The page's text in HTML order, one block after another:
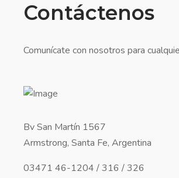
Contáctenos
Comunícate con nosotros para
Bv San Martín 1567
Armstrong, Santa Fe, Argentina
03471 46-1204 / 316 / 326